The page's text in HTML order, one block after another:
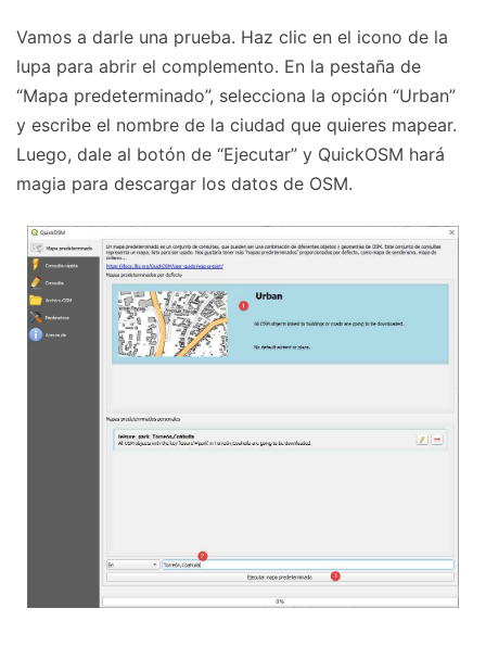
Vamos a darle una prueba. Haz clic en el icono de la
lupa para abrir el complemento. En la pestaña de
“Mapa predeterminado”, selecciona la opción “Urban”
y escribe el nombre de la ciudad que quieres mapear.
Luego, dale al botón de “Ejecutar” y QuickOSM hará
magia para descargar los datos de OSM.